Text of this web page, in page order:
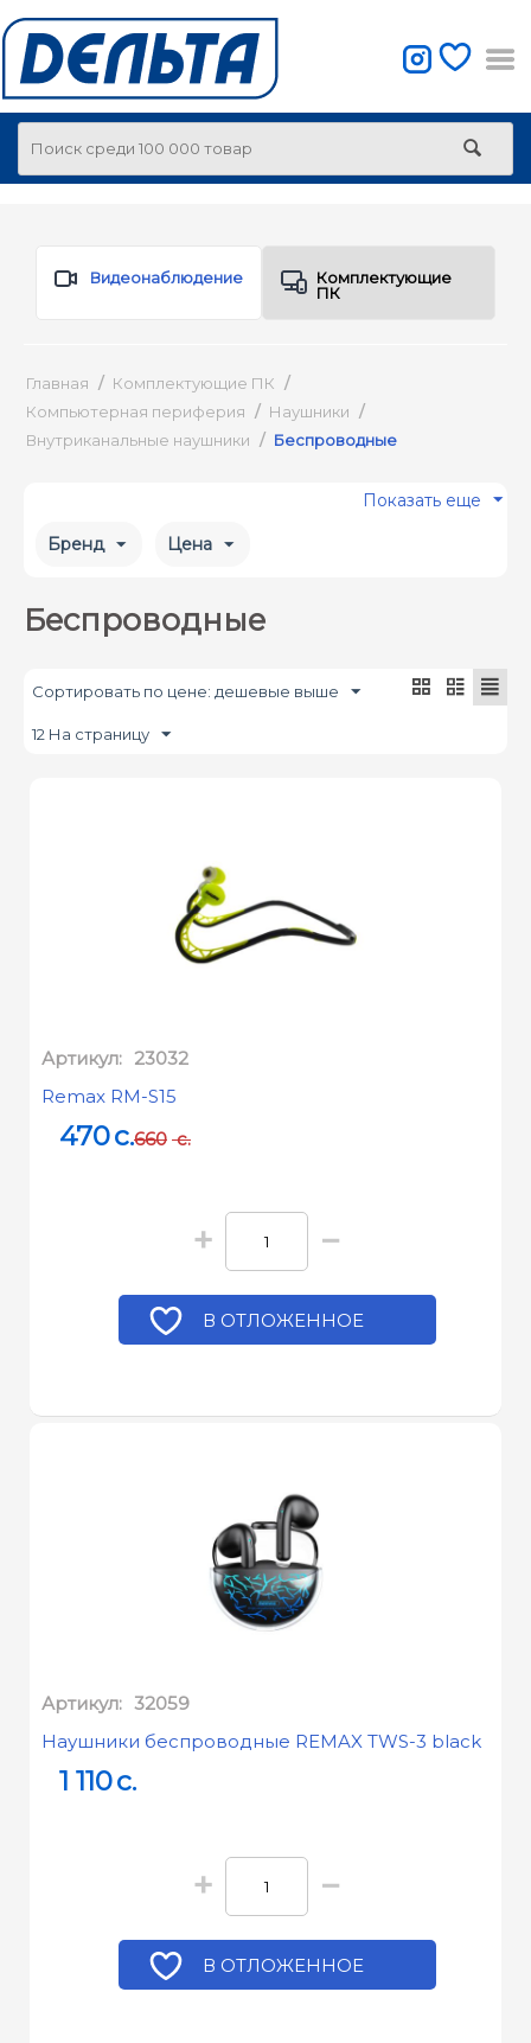
Видеонаблюдение
Комплектующие
ПК
Главная / Комплектующие ПК /
Компьютерная периферия / Наушники /
Внутриканальные наушники / Беспроводные
Показать еще
Бренд Цена
Беспроводные
Сортировать по цене: дешевые выше
12 На страницу
Артикул: 23032
Remax RM-S15
470c.660 c.
+ −
В ОТЛОЖЕННОЕ
Артикул: 32059
Наушники беспроводные REMAX TWS-3 black
1 110c.
+ −
В ОТЛОЖЕННОЕ